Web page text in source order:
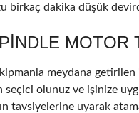
birkaç dakika düşük
MOTOR
meydana
seçici olunuz ve işinize
tavsiyelerine uyarak